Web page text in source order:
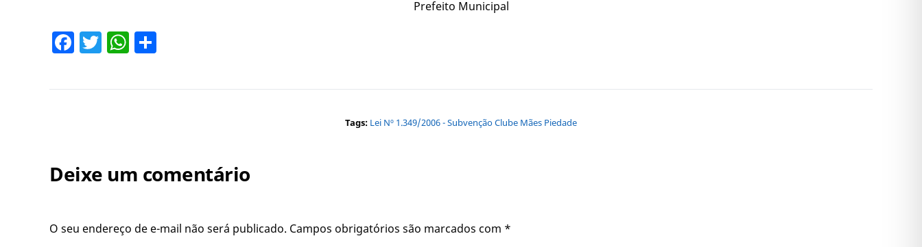
Prefeito Municipal
Facebook
TwitterWhatsApp
Tags: Lei Nº 1.349/2006 - Subvenção Clube Mães Piedade
Deixe um comentário
O seu endereço de e-mail não será publicado. Campos obrigatórios são marcados com *